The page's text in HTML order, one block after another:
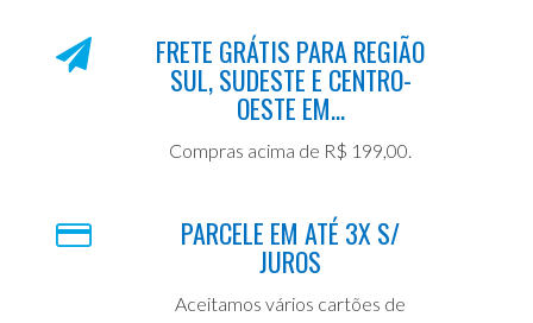
FRETE GRÁTIS PARA REGIÃO
SUL, SUDESTE E CENTRO-
OESTE EM...
Compras acima de R$ 199,00.
PARCELE EM ATÉ 3X S/
JUROS
Aceitamos vários cartões de